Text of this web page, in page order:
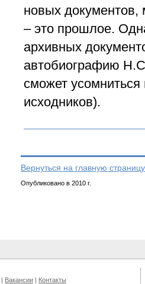
новых документов,
– это прошлое.
архивных
автобиографию
сможет усомниться
исходников).
Вернуться на главную
Опубликовано в 2010 г.
| Вакансии | Контакты